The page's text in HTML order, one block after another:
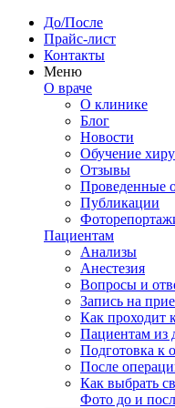
До/После
Прайс-лист
Контакты
Меню
О враче
О клинике
Блог
Новости
Обучение
Отзывы
Проведенные
Публикации
Пациентам
Анализы
Анестезия
Вопросы и
Запись на
Как проходит
Пациентам из
Подготовка к
После
Как выбрать
Фото до и